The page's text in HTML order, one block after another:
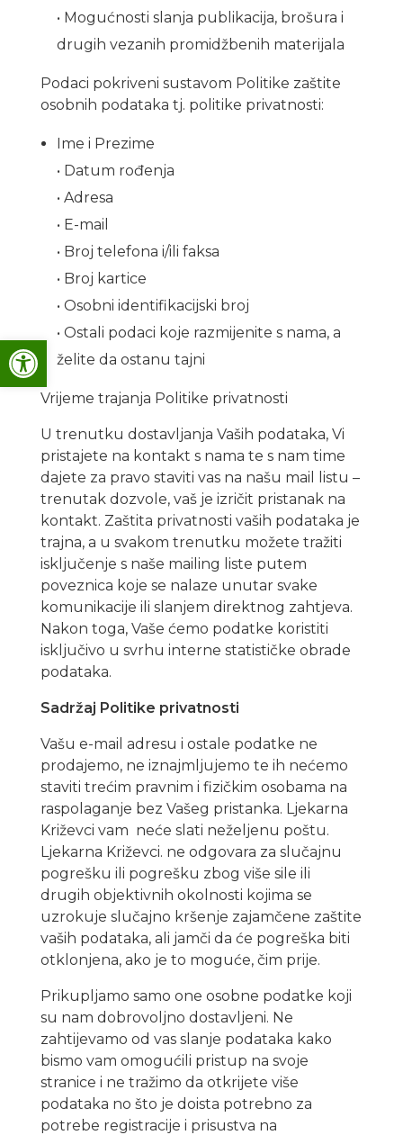
Open toolbar
• Mogućnosti slanja publikacija, brošura i
drugih vezanih promidžbenih materijala
Podaci pokriveni sustavom Politike zaštite
osobnih podataka tj. politike privatnosti:
Ime i Prezime
• Datum rođenja
• Adresa
• E-mail
• Broj telefona i/ili faksa
• Broj kartice
• Osobni identifikacijski broj
• Ostali podaci koje razmijenite s nama, a
želite da ostanu tajni
Vrijeme trajanja Politike privatnosti
U trenutku dostavljanja Vaših podataka, Vi
pristajete na kontakt s nama te s nam time
dajete za pravo staviti vas na našu mail listu –
trenutak dozvole, vaš je izričit pristanak na
kontakt. Zaštita privatnosti vaših podataka je
trajna, a u svakom trenutku možete tražiti
isključenje s naše mailing liste putem
poveznica koje se nalaze unutar svake
komunikacije ili slanjem direktnog zahtjeva.
Nakon toga, Vaše ćemo podatke koristiti
isključivo u svrhu interne statističke obrade
podataka.
Sadržaj Politike privatnosti
Vašu e-mail adresu i ostale podatke ne
prodajemo, ne iznajmljujemo te ih nećemo
staviti trećim pravnim i fizičkim osobama na
raspolaganje bez Vašeg pristanka. Ljekarna
Križevci vam neće slati neželjenu poštu.
Ljekarna Križevci. ne odgovara za slučajnu
pogrešku ili pogrešku zbog više sile ili
drugih objektivnih okolnosti kojima se
uzrokuje slučajno kršenje zajamčene zaštite
vaših podataka, ali jamči da će pogreška biti
otklonjena, ako je to moguće, čim prije.
Prikupljamo samo one osobne podatke koji
su nam dobrovoljno dostavljeni. Ne
zahtijevamo od vas slanje podataka kako
bismo vam omogućili pristup na svoje
stranice i ne tražimo da otkrijete više
podataka no što je doista potrebno za
potrebe registracije i prisustva na